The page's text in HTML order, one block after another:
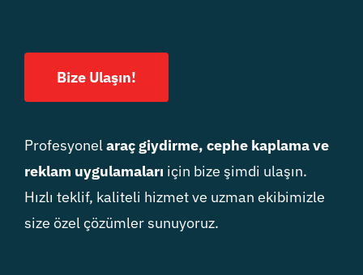
Bize Ulaşın!
Profesyonelaraç giydirme, cephe kaplama ve
reklam uygulamaları için bize şimdi ulaşın.
Hızlı teklif, kaliteli hizmet ve uzman ekibimizle
size özel çözümler sunuyoruz.